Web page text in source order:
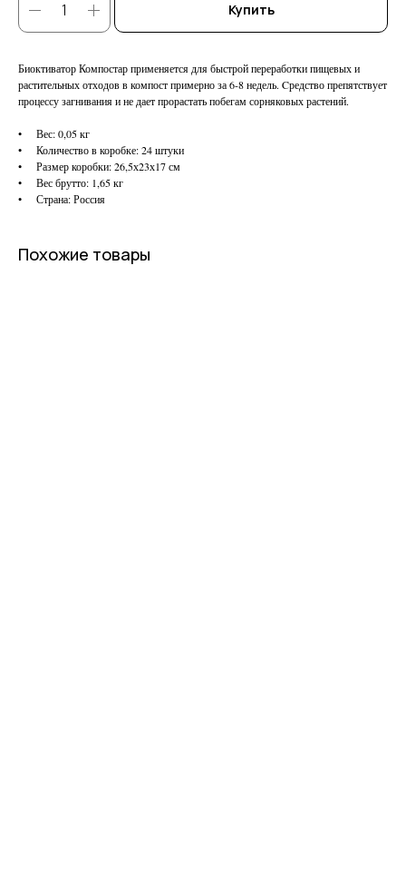
Купить
Биоктиватор Компостар применяется для быстрой переработки пищевых и
растительных отходов в компост примерно за 6-8 недель. Cредство препятствует
процессу загнивания и не дает прорастать побегам сорняковых растений.
• Вес: 0,05 кг
• Количество в коробке: 24 штуки
• Размер коробки: 26,5х23х17 см
• Вес брутто: 1,65 кг
• Страна: Россия
Похожие товары